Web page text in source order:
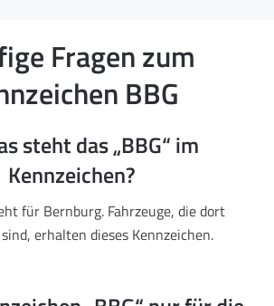
Fragen zum
BBG
steht das „BBG“ im
Kennzeichen?
für Bernburg. Fahrzeuge, die dort
erhalten dieses Kennzeichen.